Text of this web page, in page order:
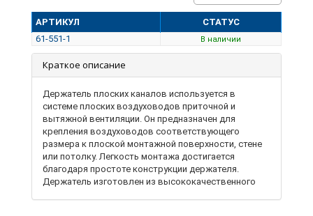
АРТИКУЛ
СТАТУС
61-551-1
В наличии
Краткое описание
Держатель плоских каналов используется в
системе плоских воздуховодов приточной и
вытяжной вентиляции. Он предназначен для
крепления воздуховодов соответствующего
размера к плоской монтажной поверхности, стене
или потолку. Легкость монтажа достигается
благодаря простоте конструкции держателя.
Держатель изготовлен из высококачественного